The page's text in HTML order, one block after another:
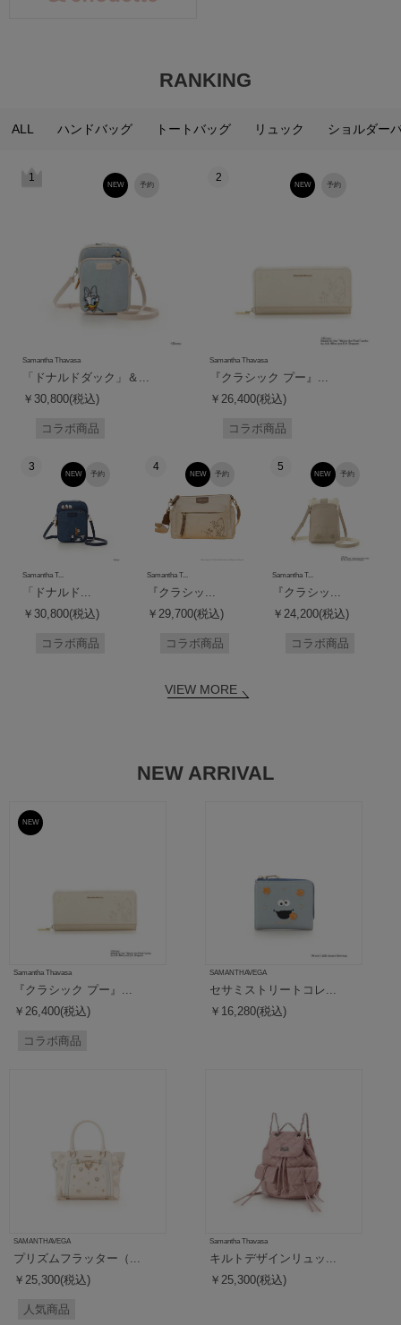
RANKING
ALL ハンドバッグ トートバッグ リュック ショルダー
1
予約
NEW
Samantha Thavasa
「ドナルドダック」＆...
￥30,800(税込)
コラボ商品
2
予約
NEW
Samantha Thavasa
『クラシック プー』...
￥26,400(税込)
コラボ商品
3
予約
NEW
Samantha T...
「ドナルド...
￥30,800(税込)
コラボ商品
4
予約
NEW
Samantha T...
『クラシッ...
￥29,700(税込)
コラボ商品
5
予約
NEW
Samantha T...
『クラシッ...
￥24,200(税込)
コラボ商品
VIEW MORE
NEW ARRIVAL
予約
NEW
Samantha Thavasa
『クラシック プー』...
￥26,400(税込)
コラボ商品
SAMANTHAVEGA
セサミストリートコレ...
￥16,280(税込)
SAMANTHAVEGA
プリズムフラッター（...
￥25,300(税込)
人気商品
Samantha Thavasa
キルトデザインリュッ...
￥25,300(税込)